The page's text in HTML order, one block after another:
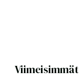
Viimeisimmät